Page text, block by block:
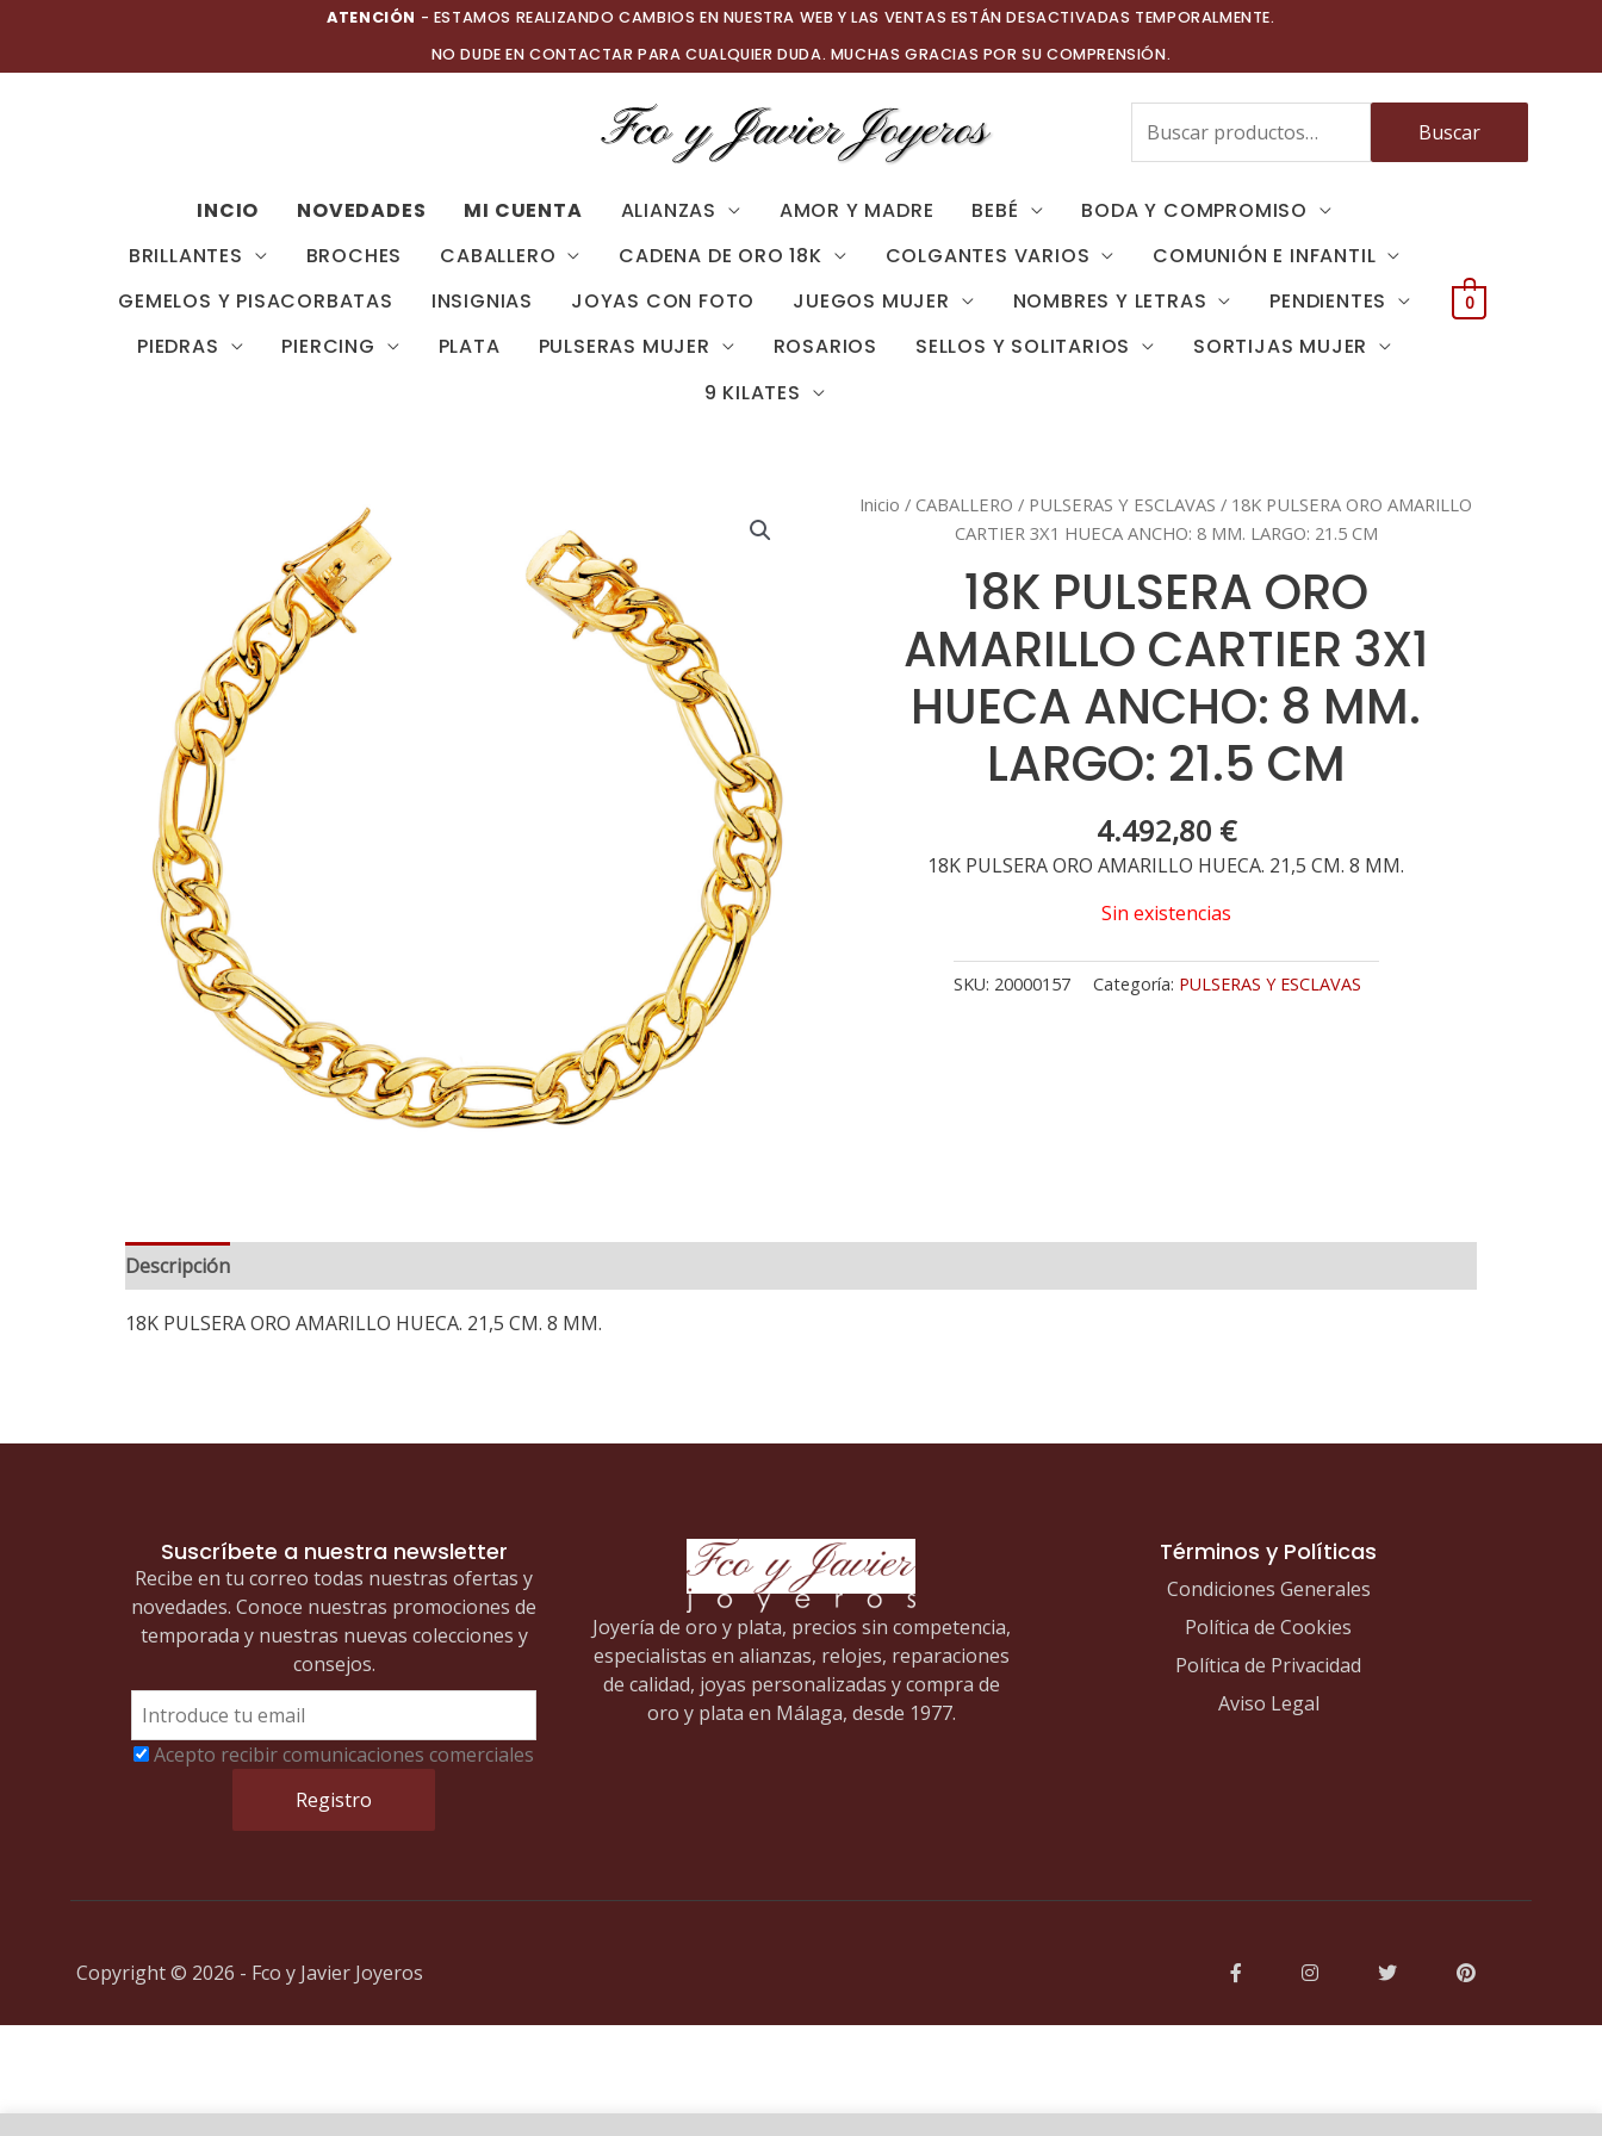
contenido
ATENCIÓN - ESTAMOS REALIZANDO CAMBIOS EN NUESTRA WEB Y LAS VENTAS ESTÁN DESACTIVADAS TEMPORALMENTE.
NO DUDE EN CONTACTAR PARA CUALQUIER DUDA. MUCHAS GRACIAS POR SU COMPRENSIÓN.
Buscar
por:
Buscar
INCIO NOVEDADES MI CUENTA ALIANZAS AMOR Y MADRE BEBÉ
BODA Y COMPROMISO
BRILLANTES
BROCHES CABALLERO CADENA DE ORO 18K COLGANTES VARIOS
COMUNIÓN E INFANTIL
GEMELOS Y PISACORBATAS
INSIGNIAS JOYAS CON FOTO JUEGOS MUJER NOMBRES Y LETRAS
PENDIENTES
PIEDRAS
PIERCING PLATA PULSERAS MUJER ROSARIOS SELLOS Y SOLITARIOS
SORTIJAS MUJER
9 KILATES
0
Inicio / CABALLERO / PULSERAS Y ESCLAVAS / 18K PULSERA ORO AMARILLO
CARTIER 3X1 HUECA ANCHO: 8 MM. LARGO: 21.5 CM
18K PULSERA ORO
AMARILLO CARTIER 3X1
HUECA ANCHO: 8 MM.
LARGO: 21.5 CM
4.492,80 €
18K PULSERA ORO AMARILLO HUECA. 21,5 CM. 8 MM.
Sin existencias
SKU: 20000157 Categoría: PULSERAS Y ESCLAVAS
Descripción
18K PULSERA ORO AMARILLO HUECA. 21,5 CM. 8 MM.
Suscríbete a nuestra newsletter
Recibe en tu correo todas nuestras ofertas y
novedades. Conoce nuestras promociones de
temporada y nuestras nuevas colecciones y
consejos.
Acepto recibir comunicaciones comerciales
Joyería de oro y plata, precios sin competencia,
especialistas en alianzas, relojes, reparaciones
de calidad, joyas personalizadas y compra de
oro y plata en Málaga, desde 1977.
Términos y Políticas
Condiciones Generales
Política de Cookies
Política de Privacidad
Aviso Legal
Copyright © 2026 - Fco y Javier Joyeros